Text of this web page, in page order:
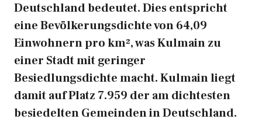
Deutschland bedeutet. Dies entspricht
eine Bevölkerungsdichte von 64,09
Einwohnern pro km², was Kulmain zu
einer Stadt mit geringer
Besiedlungsdichte macht. Kulmain liegt
damit auf Platz 7.959 der am dichtesten
besiedelten Gemeinden in Deutschland.